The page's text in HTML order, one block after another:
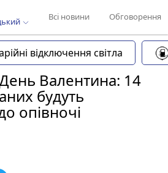
Всі новини Обговорення
відключення світла
Валентина: 14
будуть
опівночі